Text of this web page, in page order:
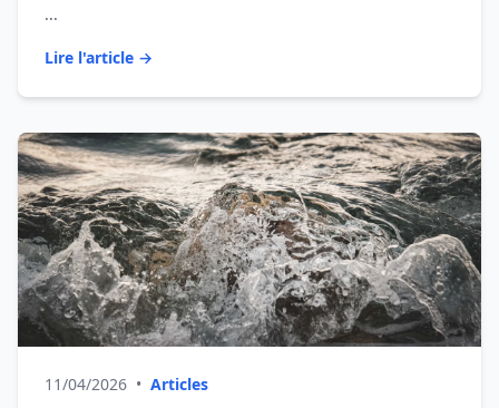
...
Lire l'article →
11/04/2026 • Articles